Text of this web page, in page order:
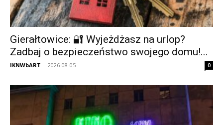
Gierałtowice: 🔐 Wyjeżdżasz na urlop?
Zadbaj o bezpieczeństwo swojego domu!...
IKNWbART - 2026-08-05 0